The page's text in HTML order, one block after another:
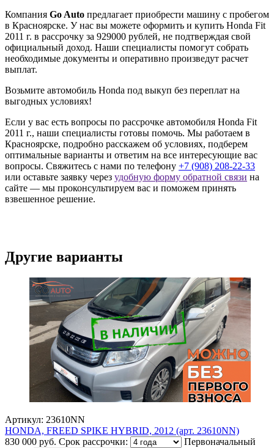
Компания Go Auto предлагает приобрести машину с пробегом
в Красноярске. У нас вы можете оформить и купить Honda Fit
2011 г. в рассрочку за 929000 рублей, не подтверждая свой
официальный доход. Наши специалисты помогут собрать
необходимые документы и оперативно произведут расчет
выплат.
Возьмите автомобиль Honda под выкуп без переплат на
выгодных условиях!
Если у вас есть вопросы по рассрочке автомобиля Honda Fit
2011 г., наши специалисты готовы помочь. Мы работаем в
Красноярске, подробно расскажем об условиях, подберем
оптимальные варианты и ответим на все интересующие вас
вопросы. Свяжитесь с нами по телефону +7 (908) 208-22-33
или оставьте заявку через удобную форму обратной связи на
сайте — мы проконсультируем вас и поможем принять
взвешенное решение.
Другие варианты
Артикул: 23610NN
HONDA, FREED SPIKE HYBRID, 2012 (арт. 23610NN)
830 000 руб. Срок рассрочки:
Первоначальный